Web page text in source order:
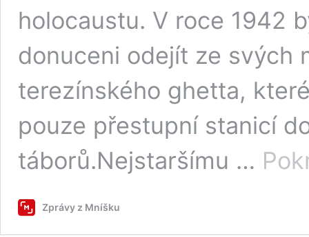
holocaustu. V roce 1942
donuceni odejít ze svých
terezínského ghetta,
pouze přestupní stanicí
táborů.Nejstaršímu …
Zprávy z Mníšku